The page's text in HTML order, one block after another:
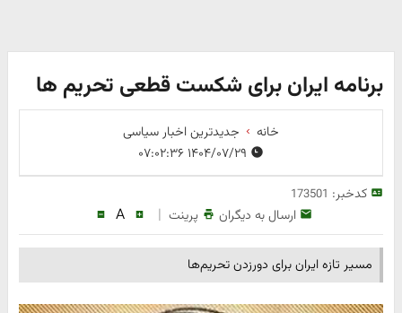
برنامه ایران برای شکست قطعی تحریم ها
خانه
جدیدترین اخبار سیاسی
کدخبر: 173501
ارسال به دیگران پرینت |
A
مسیر تازه ایران برای دورزدن تحریم‌ها